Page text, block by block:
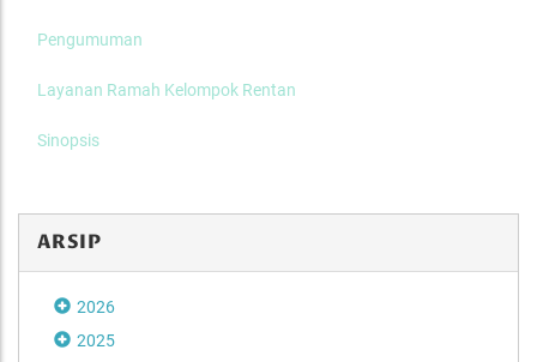
Pengumuman
Layanan Ramah Kelompok Rentan
Sinopsis
ARSIP
2026
2025